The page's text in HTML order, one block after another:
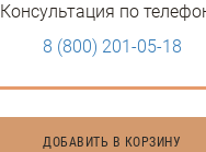
Консультация по
8 (800) 201-05-18
ДОБАВИТЬ В КОРЗИНУ